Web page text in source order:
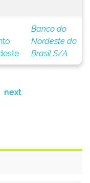
Banco do
Nordeste do
Brasil S/A
next